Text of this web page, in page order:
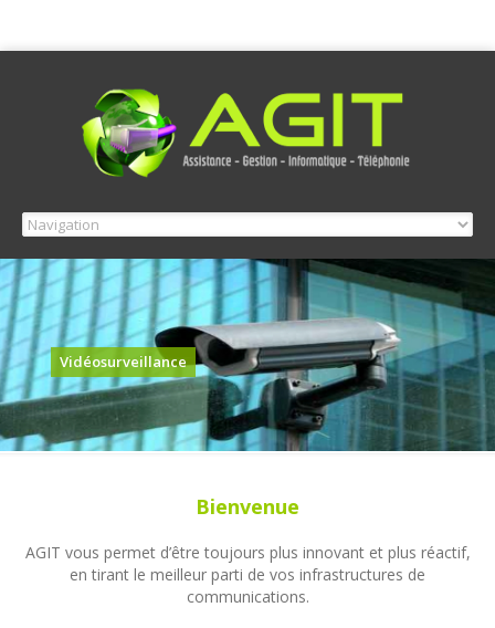
Vidéosurveillance
Bienvenue
AGIT vous permet d’être toujours plus innovant et plus réactif,
en tirant le meilleur parti de vos infrastructures de
communications.